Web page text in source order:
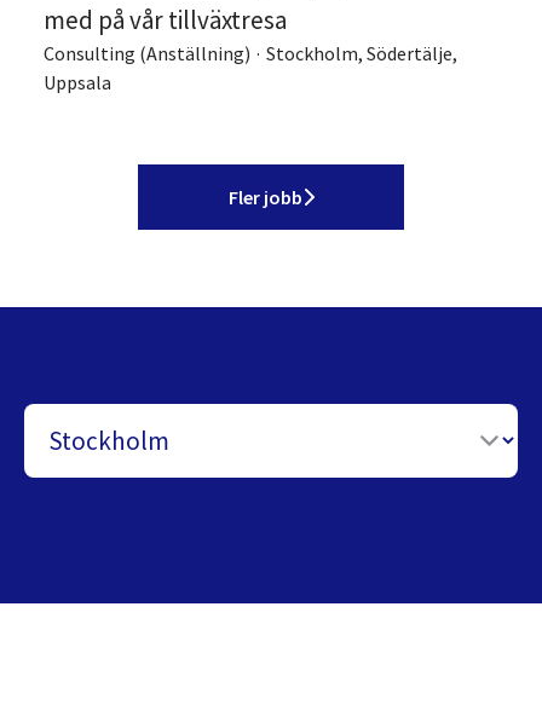
med på vår tillväxtresa
Consulting (Anställning) · Stockholm, Södertälje,
Uppsala
Fler jobb